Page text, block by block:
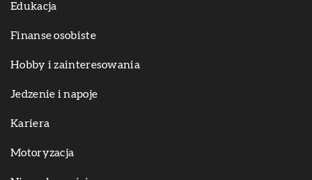
Edukacja
Finanse osobiste
Hobby i zainteresowania
Jedzenie i napoje
Kariera
Motoryzacja